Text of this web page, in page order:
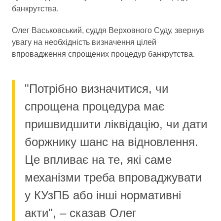
банкрутства.
Олег Васьковський, суддя Верховного Суду, звернув
увагу на необхідність визначення цілей
впровадження спрощених процедур банкрутства.
"Потрібно визначитися, чи
спрощена процедура має
пришвидшити ліквідацію, чи дати
боржнику шанс на відновлення.
Це впливає на те, які саме
механізми треба впроваджувати
у КУзПБ або інші нормативні
акти", – сказав Олег